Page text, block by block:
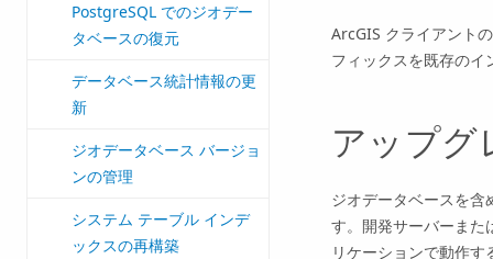
PostgreSQL でのジオデー
タベースの復元
データベース統計情報の更
新
ジオデータベース バージョ
ンの管理
システム テーブル インデ
ックスの再構築
ArcGIS クライアント
フィックスを既存のイ
アップグ
ジオデータベースを含
す。開発サーバーまた
リケーションで動作